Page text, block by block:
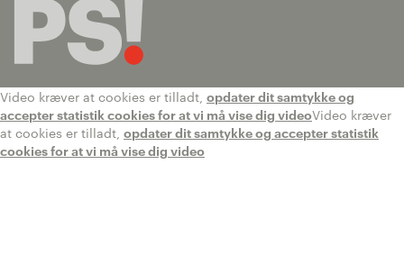
Video kræver at cookies er tilladt, opdater dit samtykke og
accepter statistik cookies for at vi må vise dig videoVideo kræver
at cookies er tilladt, opdater dit samtykke og accepter statistik
cookies for at vi må vise dig video